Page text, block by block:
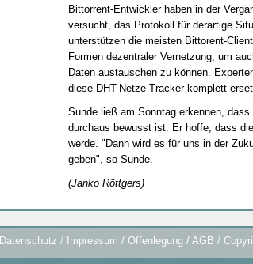
Bittorrent-Entwickler haben in der
versucht, das Protokoll für derartige
unterstützen die meisten Bittorent-
Formen dezentraler Vernetzung, um
Daten austauschen zu können.
diese DHT-Netze Tracker komplett
Sunde ließ am Sonntag erkennen,
durchaus bewusst ist. Er hoffe, dass
werde. "Dann wird es für uns in der
geben", so Sunde.
(Janko Röttgers)
Datenschutz / Impressum / Offenlegung / AGB /